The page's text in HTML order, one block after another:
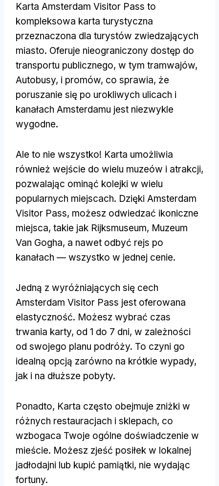
Karta Amsterdam Visitor Pass to
kompleksowa karta turystyczna
przeznaczona dla turystów zwiedzających
miasto. Oferuje nieograniczony dostęp do
transportu publicznego, w tym tramwajów,
Autobusy, i promów, co sprawia, że
poruszanie się po urokliwych ulicach i
kanałach Amsterdamu jest niezwykle
wygodne.
Ale to nie wszystko! Karta umożliwia
również wejście do wielu muzeów i atrakcji,
pozwalając ominąć kolejki w wielu
popularnych miejscach. Dzięki Amsterdam
Visitor Pass, możesz odwiedzać ikoniczne
miejsca, takie jak Rijksmuseum, Muzeum
Van Gogha, a nawet odbyć rejs po
kanałach — wszystko w jednej cenie.
Jedną z wyróżniających się cech
Amsterdam Visitor Pass jest oferowana
elastyczność. Możesz wybrać czas
trwania karty, od 1 do 7 dni, w zależności
od swojego planu podróży. To czyni go
idealną opcją zarówno na krótkie wypady,
jak i na dłuższe pobyty.
Ponadto, Karta często obejmuje zniżki w
różnych restauracjach i sklepach, co
wzbogaca Twoje ogólne doświadczenie w
mieście. Możesz zjeść posiłek w lokalnej
jadłodajni lub kupić pamiątki, nie wydając
fortuny.